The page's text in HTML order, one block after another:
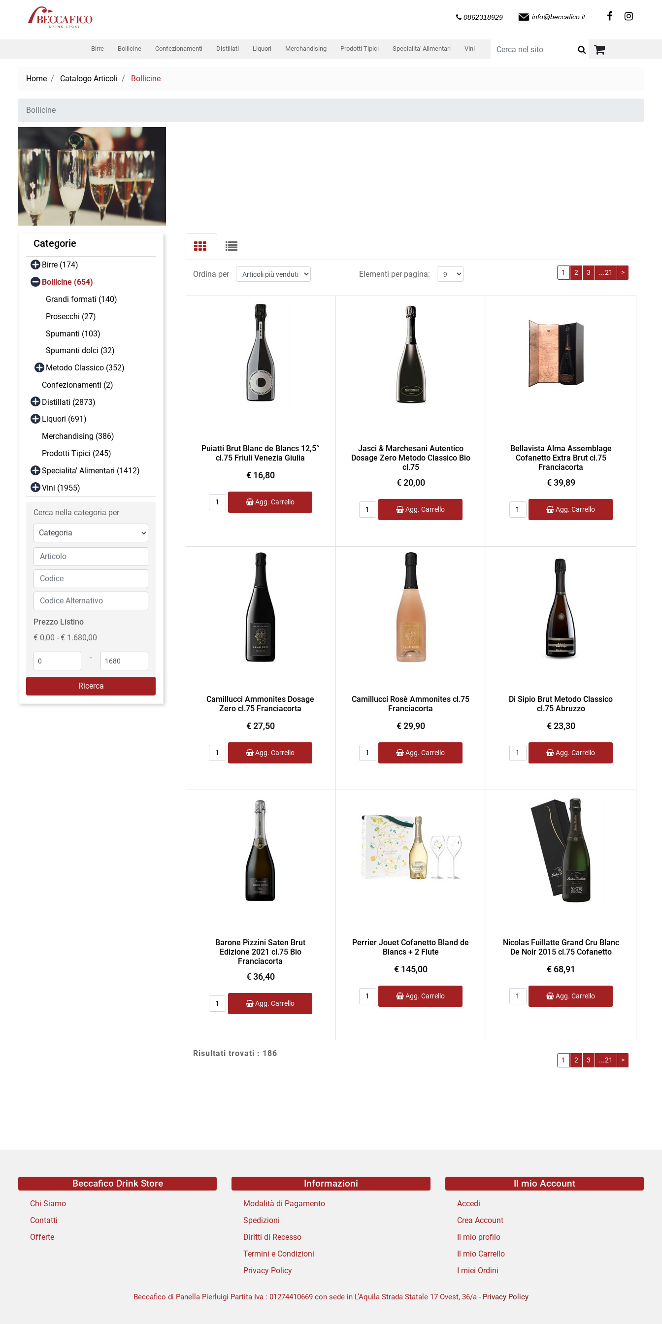
0862318929 info@beccafico.it
Birre Bollicine Confezionamenti Distillati Liquori Merchandising Prodotti Tipici Specialita' Alimentari Vini
Home Catalogo Articoli Bollicine
Bollicine
Categorie
Birre (174)
Bollicine (654)
Grandi formati (140)
Prosecchi (27)
Spumanti (103)
Spumanti dolci (32)
Metodo Classico (352)
Confezionamenti (2)
Distillati (2873)
Liquori (691)
Merchandising (386)
Prodotti Tipici (245)
Specialita' Alimentari (1412)
Vini (1955)
Cerca nella categoria per
Prezzo Listino
€ 0,00 - € 1.680,00
-
Ordina per Elementi per pagina: 1 2 3 ...21 >
Puiatti Brut Blanc de Blancs 12,5°
cl.75 Friuli Venezia Giulia
€ 16,80
Quantità
Agg. Carrello
Jasci & Marchesani Autentico
Dosage Zero Metodo Classico Bio
cl.75
€ 20,00
Quantità
Agg. Carrello
Bellavista Alma Assemblage
Cofanetto Extra Brut cl.75
Franciacorta
€ 39,89
Quantità
Agg. Carrello
Camillucci Ammonites Dosage
Zero cl.75 Franciacorta
€ 27,50
Quantità
Agg. Carrello
Camillucci Rosè Ammonites cl.75
Franciacorta
€ 29,90
Quantità
Agg. Carrello
Di Sipio Brut Metodo Classico
cl.75 Abruzzo
€ 23,30
Quantità
Agg. Carrello
Barone Pizzini Saten Brut
Edizione 2021 cl.75 Bio
Franciacorta
€ 36,40
Quantità
Agg. Carrello
Perrier Jouet Cofanetto Bland de
Blancs + 2 Flute
€ 145,00
Quantità
Agg. Carrello
Nicolas Fuillatte Grand Cru Blanc
De Noir 2015 cl.75 Cofanetto
€ 68,91
Quantità
Agg. Carrello
Risultati trovati : 186
1 2 3 ...21 >
Beccafico Drink Store
Chi Siamo
Contatti
Offerte
Informazioni
Modalità di Pagamento
Spedizioni
Diritti di Recesso
Termini e Condizioni
Privacy Policy
Il mio Account
Accedi
Crea Account
Il mio profilo
Il mio Carrello
I miei Ordini
Beccafico di Panella Pierluigi Partita Iva : 01274410669 con sede in L’Aquila Strada Statale 17 Ovest, 36/a - Privacy Policy